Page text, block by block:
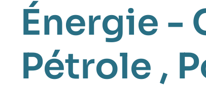
Énergie -
Pétrole ,